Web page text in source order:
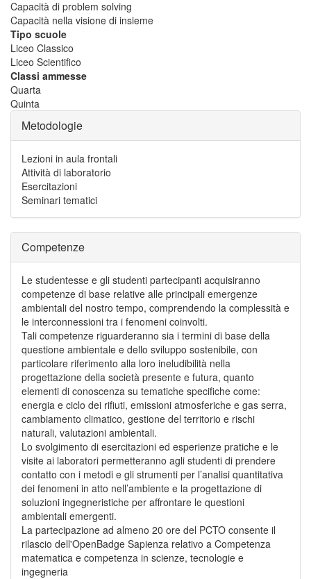
Capacità di problem solving
Capacità nella visione di insieme
Tipo scuole
Liceo Classico
Liceo Scientifico
Classi ammesse
Quarta
Quinta
Metodologie
Lezioni in aula frontali
Attività di laboratorio
Esercitazioni
Seminari tematici
Competenze
Le studentesse e gli studenti partecipanti acquisiranno
competenze di base relative alle principali emergenze
ambientali del nostro tempo, comprendendo la complessità e
le interconnessioni tra i fenomeni coinvolti.
Tali competenze riguarderanno sia i termini di base della
questione ambientale e dello sviluppo sostenibile, con
particolare riferimento alla loro ineludibilità nella
progettazione della società presente e futura, quanto
elementi di conoscenza su tematiche specifiche come:
energia e ciclo dei rifiuti, emissioni atmosferiche e gas serra,
cambiamento climatico, gestione del territorio e rischi
naturali, valutazioni ambientali.
Lo svolgimento di esercitazioni ed esperienze pratiche e le
visite ai laboratori permetteranno agli studenti di prendere
contatto con i metodi e gli strumenti per l’analisi quantitativa
dei fenomeni in atto nell’ambiente e la progettazione di
soluzioni ingegneristiche per affrontare le questioni
ambientali emergenti.
La partecipazione ad almeno 20 ore del PCTO consente il
rilascio dell'OpenBadge Sapienza relativo a Competenza
matematica e competenza in scienze, tecnologie e
ingegneria